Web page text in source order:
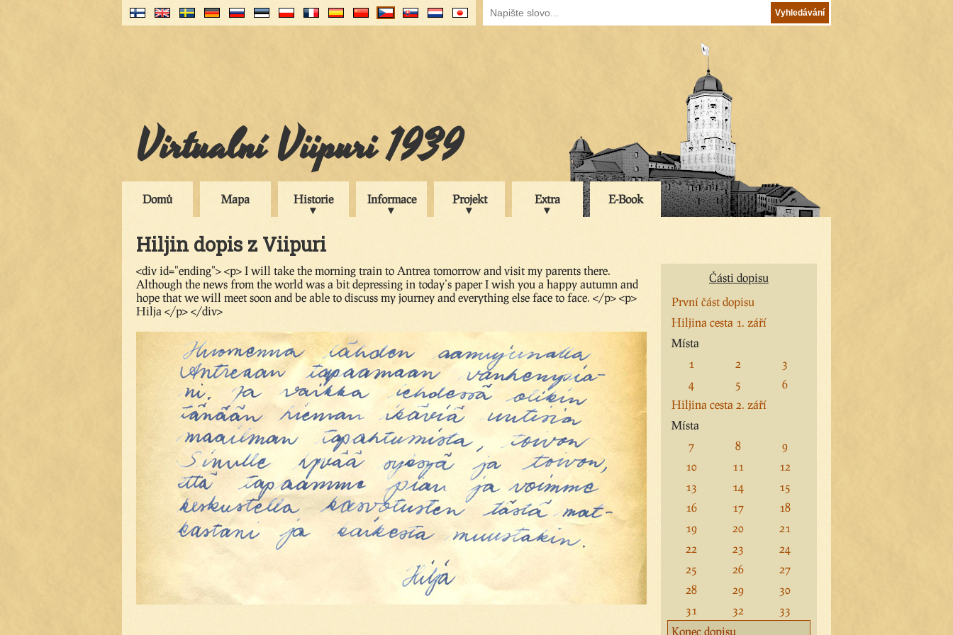
Virtualní Viipuri 1939
Domů Mapa Historie Informace Projekt Extra E-Book
Hiljin dopis z Viipuri
Části dopisu
První část dopisu
Hiljina cesta 1. září
Místa
1
2
3
4
5
6
Hiljina cesta 2. září
Místa
7
8
9
10
11
12
13
14
15
16
17
18
19
20
21
22
23
24
25
26
27
28
29
30
31
32
33
Konec dopisu
<div id="ending"> <p> I will take the morning train to Antrea tomorrow and visit my parents there.
Although the news from the world was a bit depressing in today’s paper I wish you a happy autumn and
hope that we will meet soon and be able to discuss my journey and everything else face to face. </p> <p>
Hilja </p> </div>